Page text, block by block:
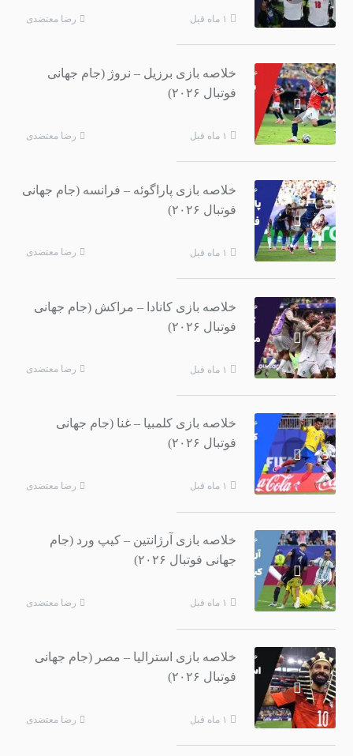
۱ ماه قبل رضا معتضدی
خلاصه بازی برزیل – نروژ (جام جهانی
فوتبال ۲۰۲۶)
۱ ماه قبل رضا معتضدی
خلاصه بازی پاراگوئه – فرانسه (جام جهانی
فوتبال ۲۰۲۶)
۱ ماه قبل رضا معتضدی
خلاصه بازی کانادا – مراکش (جام جهانی
فوتبال ۲۰۲۶)
۱ ماه قبل رضا معتضدی
خلاصه بازی کلمبیا – غنا (جام جهانی
فوتبال ۲۰۲۶)
۱ ماه قبل رضا معتضدی
خلاصه بازی آرژانتین – کیپ ورد (جام
جهانی فوتبال ۲۰۲۶)
۱ ماه قبل رضا معتضدی
خلاصه بازی استرالیا – مصر (جام جهانی
فوتبال ۲۰۲۶)
۱ ماه قبل رضا معتضدی